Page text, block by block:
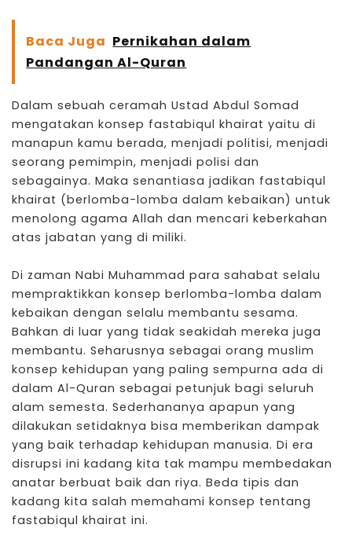
Baca Juga Pernikahan dalam
Pandangan Al-Quran
Dalam sebuah ceramah Ustad Abdul Somad
mengatakan konsep fastabiqul khairat yaitu di
manapun kamu berada, menjadi politisi, menjadi
seorang pemimpin, menjadi polisi dan
sebagainya. Maka senantiasa jadikan fastabiqul
khairat (berlomba-lomba dalam kebaikan) untuk
menolong agama Allah dan mencari keberkahan
atas jabatan yang di miliki.
Di zaman Nabi Muhammad para sahabat selalu
mempraktikkan konsep berlomba-lomba dalam
kebaikan dengan selalu membantu sesama.
Bahkan di luar yang tidak seakidah mereka juga
membantu. Seharusnya sebagai orang muslim
konsep kehidupan yang paling sempurna ada di
dalam Al-Quran sebagai petunjuk bagi seluruh
alam semesta. Sederhananya apapun yang
dilakukan setidaknya bisa memberikan dampak
yang baik terhadap kehidupan manusia. Di era
disrupsi ini kadang kita tak mampu membedakan
anatar berbuat baik dan riya. Beda tipis dan
kadang kita salah memahami konsep tentang
fastabiqul khairat ini.